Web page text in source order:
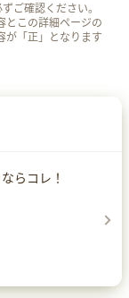
ご確認ください。
とこの詳細ページの
が「正」となります
らコレ！